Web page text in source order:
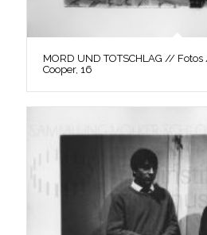
MORD UND TOTSCHLAG //
Cooper, 16